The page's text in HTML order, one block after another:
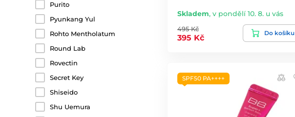
Purito
Pyunkang Yul
Rohto Mentholatum
Round Lab
Rovectin
Secret Key
Shiseido
Shu Uemura
Skladem, v pondělí 10. 8. u vás
495 Kč
395 Kč
Do košíku
SPF50 PA++++